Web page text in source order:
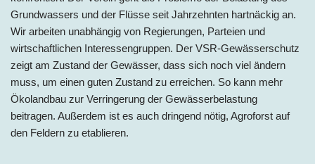
Grundwassers und der Flüsse seit Jahrzehnten hartnäckig an.
Wir arbeiten unabhängig von Regierungen, Parteien und
wirtschaftlichen Interessengruppen. Der VSR-Gewässerschutz
zeigt am Zustand der Gewässer, dass sich noch viel ändern
muss, um einen guten Zustand zu erreichen. So kann mehr
Ökolandbau zur Verringerung der Gewässerbelastung
beitragen. Außerdem ist es auch dringend nötig, Agroforst auf
den Feldern zu etablieren.